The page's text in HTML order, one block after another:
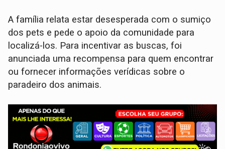
A família relata estar desesperada com o sumiço
dos pets e pede o apoio da comunidade para
localizá-los. Para incentivar as buscas, foi
anunciada uma recompensa para quem encontrar
ou fornecer informações verídicas sobre o
paradeiro dos animais.